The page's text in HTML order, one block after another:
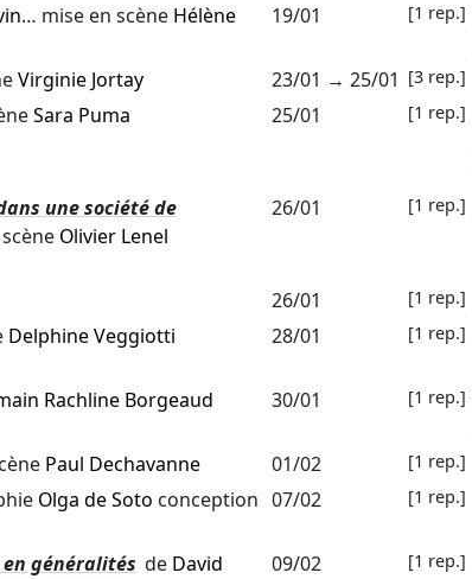
… mise en scène Hélène
19/01 [1 rep.]
Virginie Jortay 23/01 → 25/01 [3 rep.]
Sara Puma 25/01 [1 rep.]
une société de
Olivier Lenel
26/01 [1 rep.]
26/01 [1 rep.]
Delphine Veggiotti 28/01 [1 rep.]
Rachline Borgeaud 30/01 [1 rep.]
Paul Dechavanne 01/02 [1 rep.]
Olga de Soto conception 07/02 [1 rep.]
généralités de David
09/02 [1 rep.]